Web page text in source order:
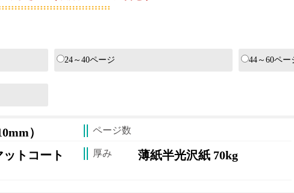
ジ数の合計がご注文時のページ数となります。
24～40ページ 44～60ペー
） ページ数
トコート
厚み 薄紙半光沢紙 70kg